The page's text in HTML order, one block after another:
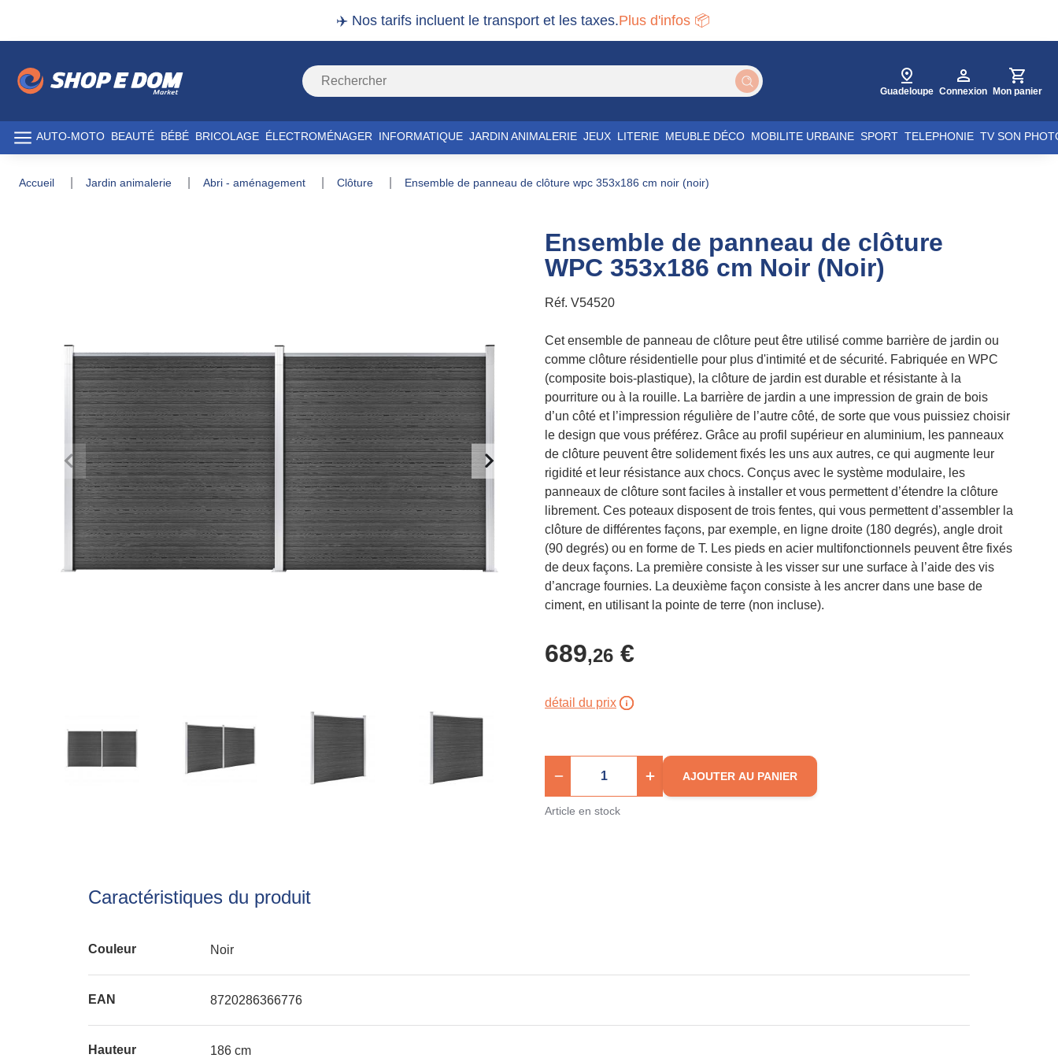
✈️ Nos tarifs incluent le transport et les taxes.Plus d'infos 📦
Guadeloupe Connexion Mon panier
AUTO-MOTO BEAUTÉ BÉBÉ BRICOLAGE ÉLECTROMÉNAGER INFORMATIQUE JARDIN ANIMALERIE JEUX LITERIE MEUBLE DÉCO MOBILITE URBAINE SPORT TELEPHONIE TV SON
accueil jardin animalerie abri - aménagement clôture ensemble de panneau de clôture wpc 353x186 cm noir (noir)
Ensemble de panneau de clôture
WPC 353x186 cm Noir (Noir)
Réf. V54520
Cet ensemble de panneau de clôture peut être utilisé comme barrière de jardin ou
comme clôture résidentielle pour plus d'intimité et de sécurité. Fabriquée en WPC
(composite bois-plastique), la clôture de jardin est durable et résistante à la
pourriture ou à la rouille. La barrière de jardin a une impression de grain de bois
d’un côté et l’impression régulière de l’autre côté, de sorte que vous puissiez choisir
le design que vous préférez. Grâce au profil supérieur en aluminium, les panneaux
de clôture peuvent être solidement fixés les uns aux autres, ce qui augmente leur
rigidité et leur résistance aux chocs. Conçus avec le système modulaire, les
panneaux de clôture sont faciles à installer et vous permettent d’étendre la clôture
librement. Ces poteaux disposent de trois fentes, qui vous permettent d’assembler la
clôture de différentes façons, par exemple, en ligne droite (180 degrés), angle droit
(90 degrés) ou en forme de T. Les pieds en acier multifonctionnels peuvent être fixés
de deux façons. La première consiste à les visser sur une surface à l’aide des vis
d’ancrage fournies. La deuxième façon consiste à les ancrer dans une base de
ciment, en utilisant la pointe de terre (non incluse).
689,26 €
détail du prix
AJOUTER AU PANIER
Article en stock
Caractéristiques du produit
Couleur Noir
EAN 8720286366776
Hauteur 186 cm